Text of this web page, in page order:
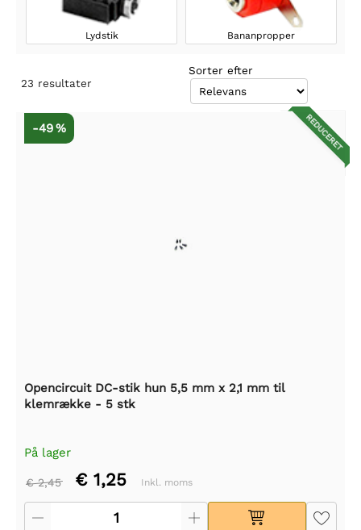
Lydstik Bananpropper
23 resultater
Sorter efter
REDUCERET
-49 %
Opencircuit DC-stik hun 5,5 mm x 2,1 mm til
klemrække - 5 stk
På lager
€ 2,45 € 1,25 Inkl. moms